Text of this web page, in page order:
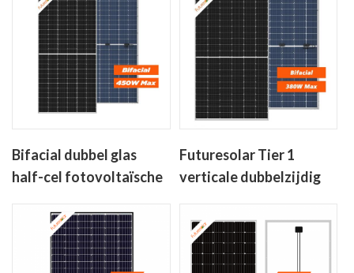
Bifacial dubbel glas
half-cel fotovoltaïsche
Futuresolar Tier 1
verticale dubbelzijdig
350W-380W